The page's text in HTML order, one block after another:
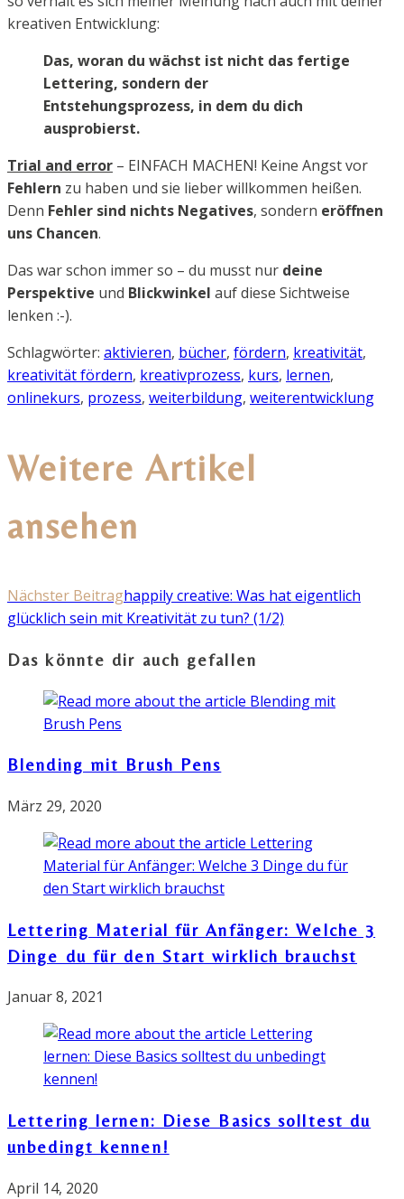
kreativen Entwicklung:
Das, woran du wächst ist nicht das fertige
Lettering, sondern der
Entstehungsprozess, in dem du dich
ausprobierst.
Trial and error – EINFACH MACHEN! Keine Angst vor
Fehlern zu haben und sie lieber willkommen heißen.
Denn Fehler sind nichts Negatives, sondern eröffnen
uns Chancen.
Das war schon immer so – du musst nur deine
Perspektive und Blickwinkel auf diese Sichtweise
lenken :-).
Schlagwörter: aktivieren, bücher, fördern, kreativität,
kreativität fördern, kreativprozess, kurs, lernen,
onlinekurs, prozess, weiterbildung, weiterentwicklung
Weitere Artikel
ansehen
Nächster Beitraghappily creative: Was hat eigentlich
glücklich sein mit Kreativität zu tun? (1/2)
Das könnte dir auch gefallen
Blending mit Brush Pens
März 29, 2020
Lettering Material für Anfänger: Welche 3
Dinge du für den Start wirklich brauchst
Januar 8, 2021
Lettering lernen: Diese Basics solltest du
unbedingt kennen!
April 14, 2020